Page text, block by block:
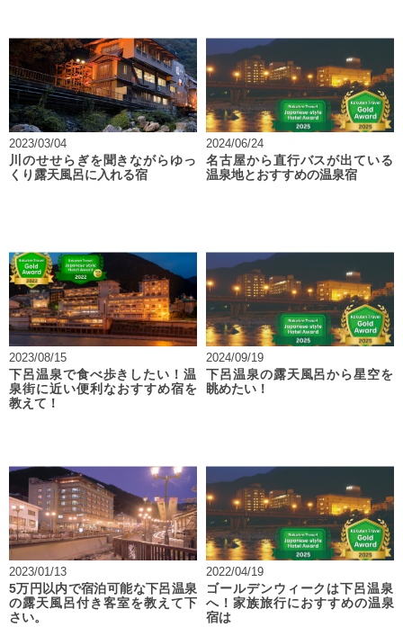
2023/03/04
川のせせらぎを聞きながらゆっ
くり露天風呂に入れる宿
2024/06/24
名古屋から直行バスが出ている
温泉地とおすすめの温泉宿
2023/08/15
下呂温泉で食べ歩きしたい！温
泉街に近い便利なおすすめ宿を
教えて！
2024/09/19
下呂温泉の露天風呂から星空を
眺めたい！
2023/01/13
5万円以内で宿泊可能な下呂温泉
の露天風呂付き客室を教えて下
さい。
2022/04/19
ゴールデンウィークは下呂温泉
へ！家族旅行におすすめの温泉
宿は